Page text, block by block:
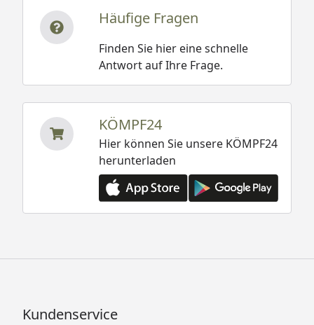
Häufige Fragen
Finden Sie hier eine schnelle
Antwort auf Ihre Frage.
KÖMPF24
Hier können Sie unsere KÖMPF24
herunterladen
Kundenservice